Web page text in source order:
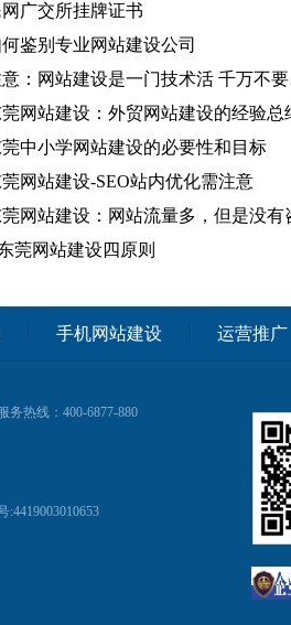
网广交所挂牌证书
鉴别专业网站建设公司
：网站建设是一门技术活 千万不
莞网站建设：外贸网站建设的经验总
莞中小学网站建设的必要性和目标
网站建设-SEO站内优化需注意
莞网站建设：网站流量多，但是没
莞网站建设四原则
手机网站建设 运营推广
务热线：400-6877-880
:4419003010653